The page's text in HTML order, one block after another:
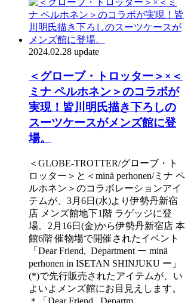
2024.02.28 update
＜グローブ・トロッター＞×＜
ミナ ペルホネン＞のコラボが
実現！皆川明氏描き下ろしの
スーツケースがメンズ館に登
場。
＜GLOBE-TROTTER/グローブ・ト
ロッター＞と＜minä perhonen/ミナ ペ
ルホネン＞のコラボレーションアイ
テムが、3月6日(水)より伊勢丹新宿
店 メンズ館地下1階 ラゲッジに登
場。2月16日(金)から伊勢丹新宿店 本
館6階 催物場で開催されたイベント
「Dear Friend, Department ー minä
perhonen in ISETAN SHINJUKU ー」
(*)で先行販売されたアイテムが、い
よいよメンズ館にお目見えします。
＊「Dear Friend, Departm